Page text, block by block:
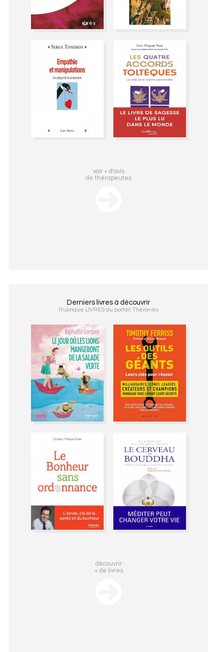
voir + d'avis
de thérapeutes
Derniers livres à découvrir
Rubrique LIVRES du portail Théranéo
découvrir
+ de livres